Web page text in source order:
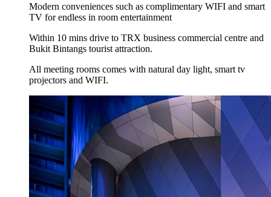
Modern conveniences such as complimentary WIFI and smart
TV for endless in room entertainment
Within 10 mins drive to TRX business commercial centre and
Bukit Bintangs tourist attraction.
All meeting rooms comes with natural day light, smart tv
projectors and WIFI.